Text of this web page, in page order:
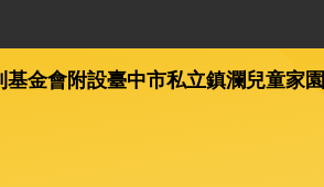
金會附設臺中市私立鎮瀾兒童家園